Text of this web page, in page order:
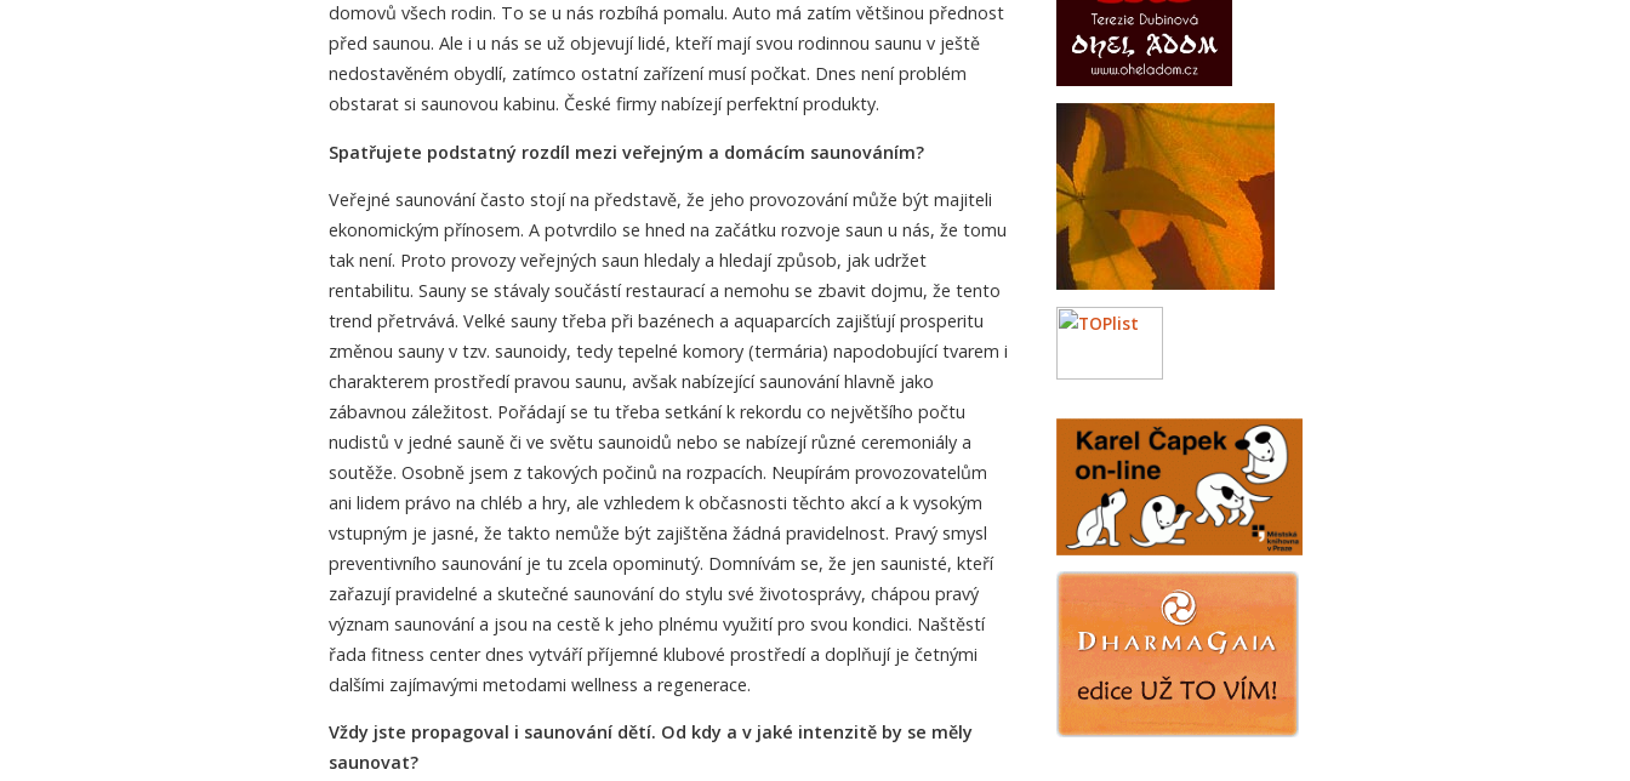
domovů všech rodin. To se u nás rozbíhá pomalu. Auto má zatím většinou přednost
před saunou. Ale i u nás se už objevují lidé, kteří mají svou rodinnou saunu v ještě
nedostavěném obydlí, zatímco ostatní zařízení musí počkat. Dnes není problém
obstarat si saunovou kabinu. České firmy nabízejí perfektní produkty.
Spatřujete podstatný rozdíl mezi veřejným a domácím saunováním?
Veřejné saunování často stojí na představě, že jeho provozování může být majiteli
ekonomickým přínosem. A potvrdilo se hned na začátku rozvoje saun u nás, že tomu
tak není. Proto provozy veřejných saun hledaly a hledají způsob, jak udržet
rentabilitu. Sauny se stávaly součástí restaurací a nemohu se zbavit dojmu, že tento
trend přetrvává. Velké sauny třeba při bazénech a aquaparcích zajišťují prosperitu
změnou sauny v tzv. saunoidy, tedy tepelné komory (termária) napodobující tvarem i
charakterem prostředí pravou saunu, avšak nabízející saunování hlavně jako
zábavnou záležitost. Pořádají se tu třeba setkání k rekordu co největšího počtu
nudistů v jedné sauně či ve světu saunoidů nebo se nabízejí různé ceremoniály a
soutěže. Osobně jsem z takových počinů na rozpacích. Neupírám provozovatelům
ani lidem právo na chléb a hry, ale vzhledem k občasnosti těchto akcí a k vysokým
vstupným je jasné, že takto nemůže být zajištěna žádná pravidelnost. Pravý smysl
preventivního saunování je tu zcela opominutý. Domnívám se, že jen saunisté, kteří
zařazují pravidelné a skutečné saunování do stylu své životosprávy, chápou pravý
význam saunování a jsou na cestě k jeho plnému využití pro svou kondici. Naštěstí
řada fitness center dnes vytváří příjemné klubové prostředí a doplňují je četnými
dalšími zajímavými metodami wellness a regenerace.
Vždy jste propagoval i saunování dětí. Od kdy a v jaké intenzitě by se měly
saunovat?